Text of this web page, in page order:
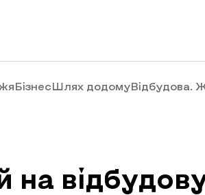
БізнесШлях додомуВідбудова.